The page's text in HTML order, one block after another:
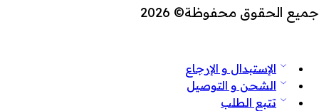
جميع الحقوق محفوظة© 2026
الإستبدال و الإرجاع
الشحن و التوصيل
تتبع الطلب